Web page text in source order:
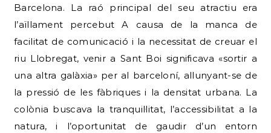
Barcelona. La raó principal del seu atractiu era
l’aïllament percebut A causa de la manca de
facilitat de comunicació i la necessitat de creuar el
riu Llobregat, venir a Sant Boi significava «sortir a
una altra galàxia» per al barceloní, allunyant-se de
la pressió de les fàbriques i la densitat urbana. La
colònia buscava la tranquil·litat, l’accessibilitat a la
natura, i l’oportunitat de gaudir d’un entorn